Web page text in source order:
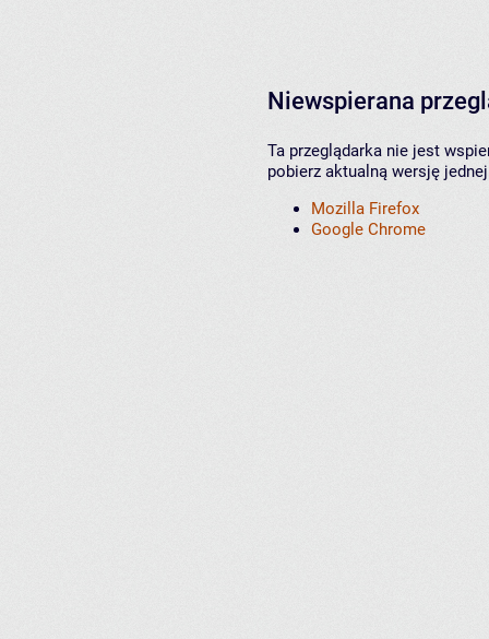
Niewspierana
Ta przeglądarka nie jest
pobierz aktualną wersję
Mozilla Firefox
Google Chrome